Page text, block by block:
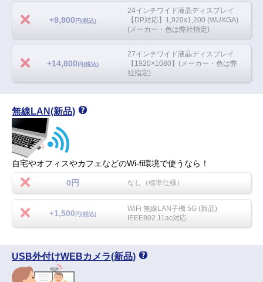
+9,900 円(税込)
24インチワイド液晶ディスプレイ
【DP対応】1,920x1,200 (WUXGA)
(メーカー・色は弊社指定)
+14,800 円(税込)
27インチワイド液晶ディスプレイ
【1920×1080】(メーカー・色は弊
社指定)
無線LAN(新品)
自宅やオフィスやカフェなどのWi-fi環境で使うなら！
0円 なし（標準仕様）
+1,500 円(税込)
WiFi 無線LAN子機 5G (新品)
IEEE802.11ac対応
USB外付けWEBカメラ(新品)